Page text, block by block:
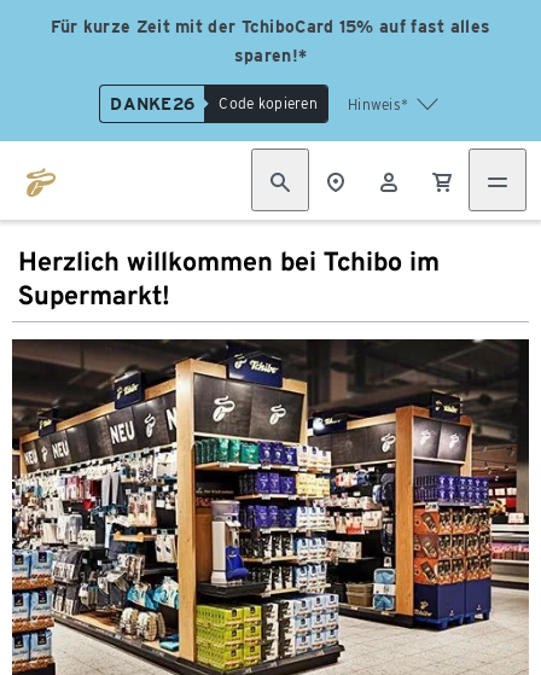
Für kurze Zeit mit der TchiboCard 15% auf fast alles
sparen!*
DANKE26 Code kopieren Hinweis*
Herzlich willkommen bei Tchibo im
Supermarkt!